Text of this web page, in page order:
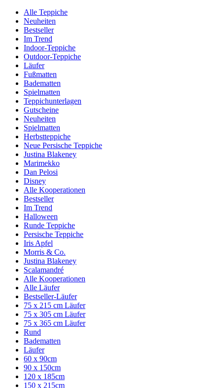
Alle Teppiche
Neuheiten
Bestseller
Im Trend
Indoor-Teppiche
Outdoor-Teppiche
Läufer
Fußmatten
Badematten
Spielmatten
Teppichunterlagen
Gutscheine
Neuheiten
Spielmatten
Herbstteppiche
Neue Persische Teppiche
Justina Blakeney
Marimekko
Dan Pelosi
Disney
Alle Kooperationen
Bestseller
Im Trend
Halloween
Runde Teppiche
Persische Teppiche
Iris Apfel
Morris & Co.
Justina Blakeney
Scalamandré
Alle Kooperationen
Alle Läufer
Bestseller-Läufer
75 x 215 cm Läufer
75 x 305 cm Läufer
75 x 365 cm Läufer
Rund
Badematten
Läufer
60 x 90cm
90 x 150cm
120 x 185cm
150 x 215cm